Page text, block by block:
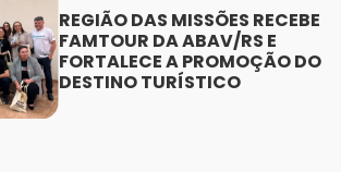
REGIÃO DAS MISSÕES RECEBE
FAMTOUR DA ABAV/RS E
FORTALECE A PROMOÇÃO DO
DESTINO TURÍSTICO